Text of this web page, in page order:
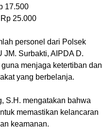
17.500
25.000
personel dari Polsek
JM. Surbakti, AIPDA D.
menjaga ketertiban dan
yang berbelanja.
S.H. mengatakan bahwa
memastikan kelancaran
keamanan.